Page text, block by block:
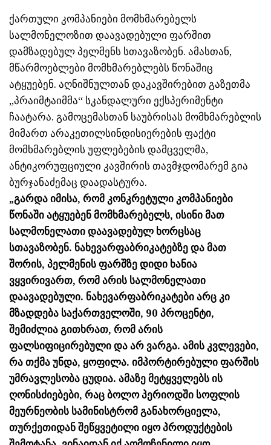
ქართული კომპანიები მომხმარებელს
სალმონელოზით დაავადებული ფარშით
დამზადებულ პელმენს სთავაზობენ. ამასთან,
მწარმოებლები მომხმარებლებს წონაშიც
ატყუებენ. აღნიშნულთან დაკავშირებით გაზეთმა
„პრაიმტაიმმა“ სკანდალური ექსპერიმენტი
ჩაატარა. გამოცემასთან საუბრისას მომხმარებლის
მიმართ არაკეთილსინდისიერების ფაქტი
მომხმარებლის უფლებების დამცველმა,
ანტიკორუფციული კავშირის თავმჯდომარემ გია
ბურჯანაძემაც დაადასტურა.
„გარდა იმისა, რომ კონკრეტული კომპანიები
წონაში ატყუებენ მომხმარებელს, ისინი მათ
სალმონელათი დაავადებულ ხორცსაც
სთავაზობენ. ნახევარფაბრიკატებზე და მათ
შორის, პელმენის ფარშზე დიდი ხანია
ვყვირივართ, რომ არის სალმონელათი
დაავადებული. ნახევარფაბრიკატები არც კი
მზადდება საქართველოში, 90 პროცენტი,
შემიძლია გითხრათ, რომ არის
ფალსიფიცირებული და არ ვარგა. ამის კვლევები,
რა თქმა უნდა, ყოფილა. იმპორტირებული ფარშის
უმრავლესობა ცუდია. ამაზე მეტყველებს ის
ღონისძიებები, რაც ბოლო პერიოდში სოფლის
მეურნეობის სამინისტრომ განახორციელა,
თურქეთიდან შეწყვეტილი იყო პროდუქტების